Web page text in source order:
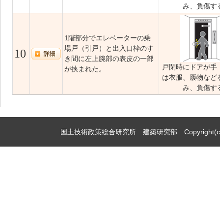
み、負傷す
10
1階部分でエレベーターの乗
場戸（引戸）と出入口枠のす
き間に左上腕部の表皮の一部
が挟まれた。
戸閉時にドアが手
は衣服、履物など
み、負傷す
国土技術政策総合研究所 建築研究部